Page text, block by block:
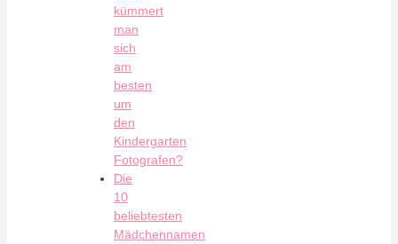
kümmert
man
sich
am
besten
um
den
Kindergarten
Fotografen?
Die
10
beliebtesten
Mädchennamen